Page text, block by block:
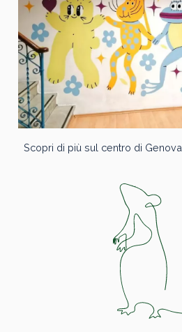
Scopri di più sul centro di Genova